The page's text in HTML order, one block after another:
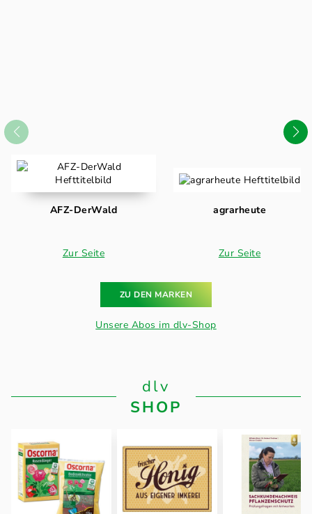
AFZ-DerWald
Zur Seite
agrarheute
Zur Seite
ZU DEN MARKEN
Unsere Abos im dlv-Shop
dlv
SHOP